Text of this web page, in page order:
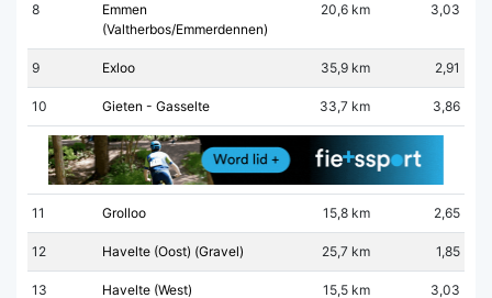
8
Emmen
(Valtherbos/Emmerdennen)
20,6 km 3,03
9 Exloo 35,9 km 2,91
10 Gieten - Gasselte 33,7 km 3,86
11 Grolloo 15,8 km 2,65
12 Havelte (Oost) (Gravel) 25,7 km 1,85
13 Havelte (West) 15,5 km 3,03